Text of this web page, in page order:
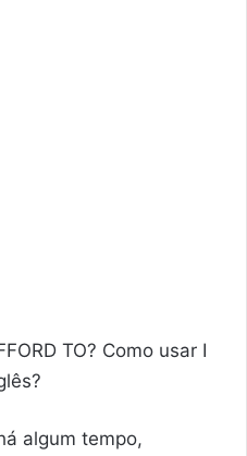
TO? Como usar I
algum tempo,